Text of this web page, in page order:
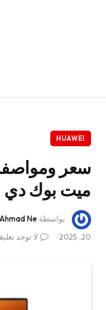
HUAWEI
سعر
ميت بوك دي 16
بواسطة Ahmad Ne
20, 2025
لا توجد